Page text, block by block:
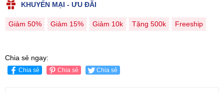
KHUYẾN MẠI - ƯU ĐÃI
Giảm 50% Giảm 15% Giảm 10k Tặng 500k Freeship
Chia sẻ ngay:
Chia sẻ Chia sẻ Chia sẻ